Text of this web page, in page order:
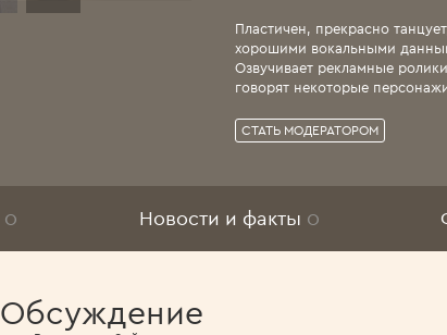
Пластичен, прекрасно
хорошими вокальными
Озвучивает рекламные
говорят некоторые
СТАТЬ МОДЕРАТОРОМ
0 Новости и факты 0
Обсуждение